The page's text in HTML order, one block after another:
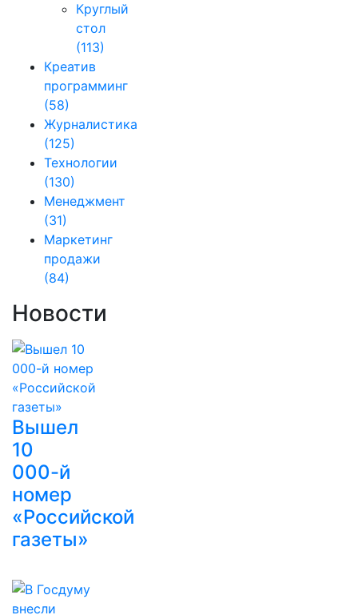
Круглый
стол
(113)
Креатив
программинг
(58)
Журналистика
(125)
Технологии
(130)
Менеджмент
(31)
Маркетинг
продажи
(84)
Новости
Вышел
10
000-й
номер
«Российской
газеты»